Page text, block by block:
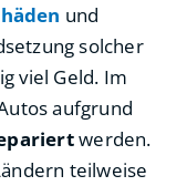
und
solcher
viel Geld. Im
aufgrund
werden.
teilweise